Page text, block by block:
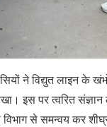
ने विद्युत लाइन के
इस पर त्वरित संज्ञान
से समन्वय कर